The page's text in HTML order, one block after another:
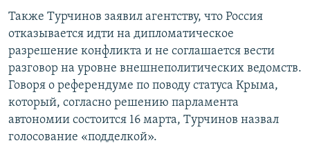
Также Турчинов заявил агентству, что Россия
отказывается идти на дипломатическое
разрешение конфликта и не соглашается вести
разговор на уровне внешнеполитических ведомств.
Говоря о референдуме по поводу статуса Крыма,
который, согласно решению парламента
автономии состоится 16 марта, Турчинов назвал
голосование «подделкой».